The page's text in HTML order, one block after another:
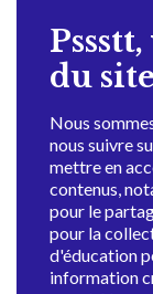
du
Nous
nous suivre
mettre en
contenus,
pour le
pour la
d'éducation
information